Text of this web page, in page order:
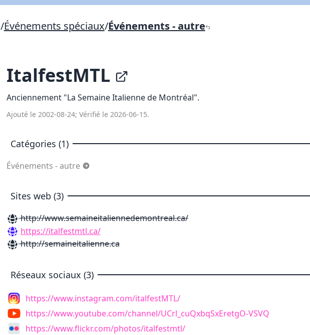
/Événements spéciaux/Événements - autre
ItalfestMTL
Anciennement "La Semaine Italienne de Montréal".
Ajouté le 2002-08-24; Vérifié le 2026-06-15.
Catégories (1)
Événements - autre
Sites web (3)
http://www.semaineitaliennedemontreal.ca/
https://italfestmtl.ca/
http://semaineitalienne.ca
Réseaux sociaux (3)
https://www.instagram.com/italfestMTL/
https://www.youtube.com/channel/UCrl_cuQxbqSxEretgO-VSVQ
https://www.flickr.com/photos/italfestmtl/